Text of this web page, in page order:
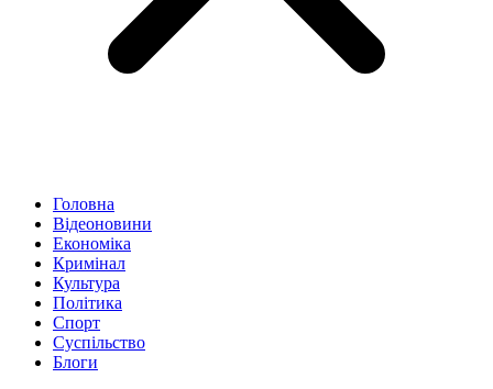
Головна
Відеоновини
Економіка
Кримінал
Культура
Політика
Спорт
Суспільство
Блоги